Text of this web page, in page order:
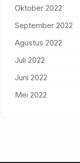
Oktober 2022
September 2022
Agustus 2022
Juli 2022
Juni 2022
Mei 2022